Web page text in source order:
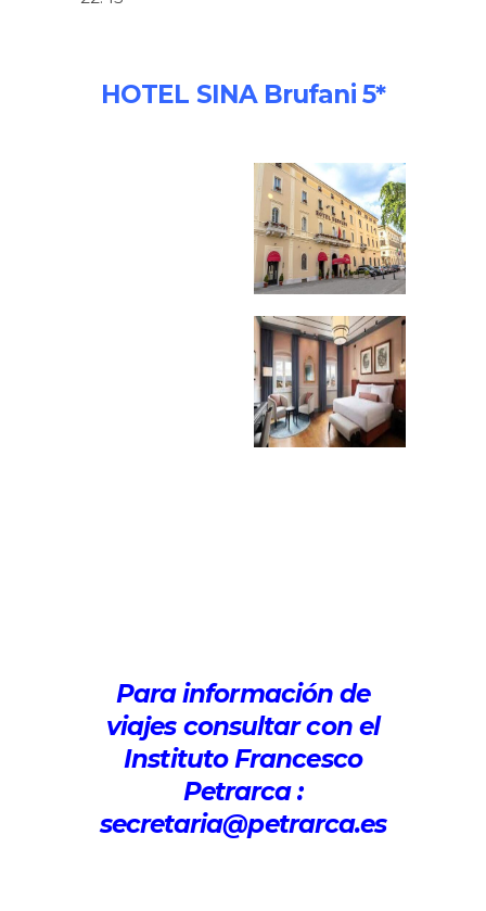
HOTEL SINA Brufani 5*
Para información de
viajes consultar con el
Instituto Francesco
Petrarca :
secretaria@petrarca.es